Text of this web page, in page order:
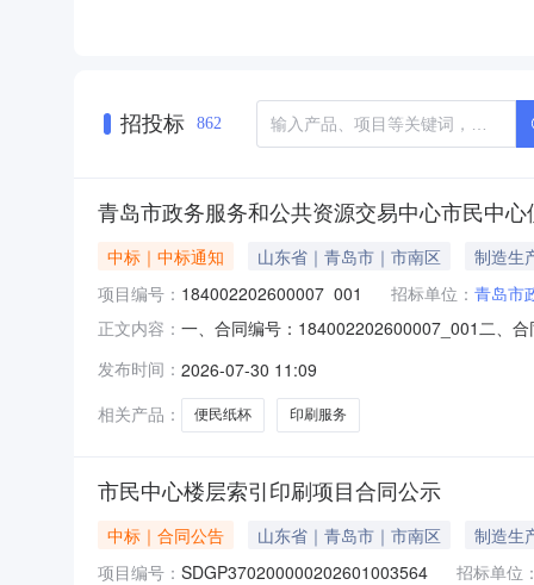
招投标 862
青岛市政务服务和公共资源交易中心市民中
中标｜中标通知 山东省｜青岛市｜市南区
制造生
项目编号： 184002202600007_001 招标单位： 青岛市
正文内容： 一、合同编号：184002202600007_001二、
式：66209832供应商（乙方）：青岛景豪印
发布时间： 2026-07-30 11:09
相关产品：
便民纸杯 印刷服务
市民中心楼层索引印刷项目合同公示
中标｜合同公告 山东省｜青岛市｜市南区
制造生
项目编号： SDGP370200000202601003564
招标单位